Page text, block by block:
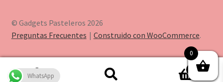
© Gadgets Pasteleros 2026
Preguntas Frecuentes
Construido con WooCommerce.
0
WhatsApp